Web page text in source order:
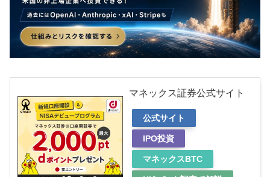
マネックス証券公式サイト
公式サイト
IPO投資
マネックスBTC